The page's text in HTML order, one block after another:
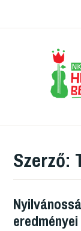
Szerző:
eredményei